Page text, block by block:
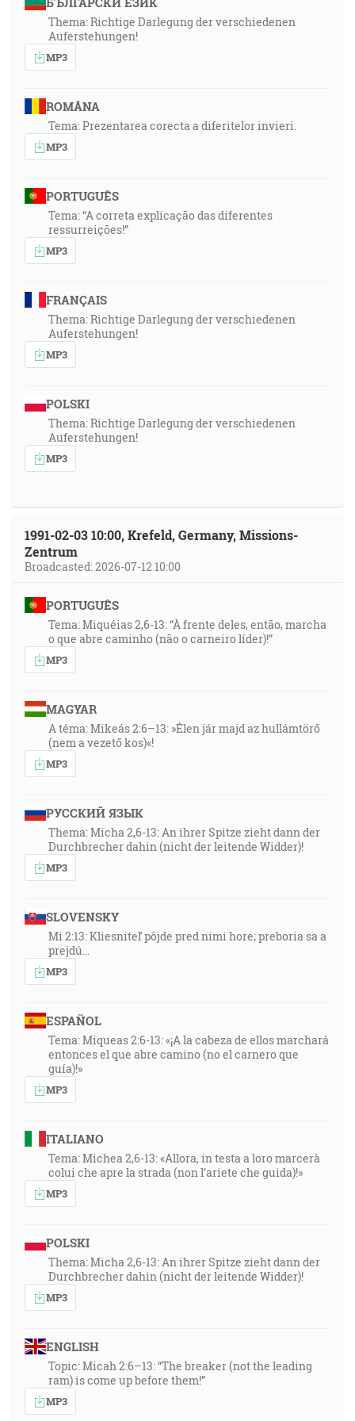
Thema: Richtige Darlegung der verschiedenen
Auferstehungen!
MP3
ROMÂNA
Tema: Prezentarea corecta a diferitelor invieri.
MP3
PORTUGUÊS
Tema: “A correta explicação das diferentes
ressurreições!”
MP3
FRANÇAIS
Thema: Richtige Darlegung der verschiedenen
Auferstehungen!
MP3
POLSKI
Thema: Richtige Darlegung der verschiedenen
Auferstehungen!
MP3
1991-02-03 10:00, Krefeld, Germany, Missions-
Zentrum
Broadcasted: 2026-07-12 10:00
PORTUGUÊS
Tema: Miquéias 2,6-13: “À frente deles, então, marcha
o que abre caminho (não o carneiro líder)!”
MP3
MAGYAR
A téma: Mikeás 2:6–13: »Élen jár majd az hullámtörő
(nem a vezető kos)«!
MP3
РУССКИЙ ЯЗЫК
Thema: Micha 2,6-13: An ihrer Spitze zieht dann der
Durchbrecher dahin (nicht der leitende Widder)!
MP3
SLOVENSKY
Mi 2:13: Kliesniteľ pôjde pred nimi hore; preboria sa a
prejdú…
MP3
ESPAÑOL
Tema: Miqueas 2:6-13: «¡A la cabeza de ellos marchará
entonces el que abre camino (no el carnero que
guía)!»
MP3
ITALIANO
Tema: Michea 2,6-13: «Allora, in testa a loro marcerà
colui che apre la strada (non l’ariete che guida)!»
MP3
POLSKI
Thema: Micha 2,6-13: An ihrer Spitze zieht dann der
Durchbrecher dahin (nicht der leitende Widder)!
MP3
ENGLISH
Topic: Micah 2:6–13: “The breaker (not the leading
ram) is come up before them!”
MP3